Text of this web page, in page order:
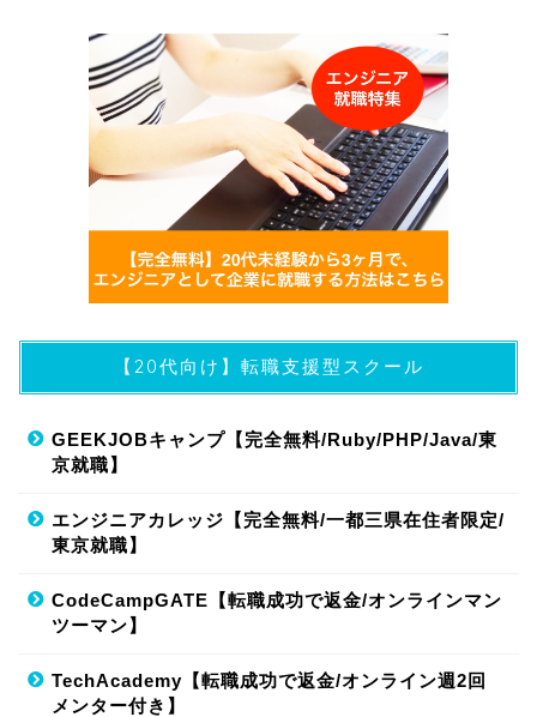
【20代向け】転職支援型スクール
GEEKJOBキャンプ【完全無料/Ruby/PHP/Java/東
京就職】
エンジニアカレッジ【完全無料/一都三県在住者限定/
東京就職】
CodeCampGATE【転職成功で返金/オンラインマン
ツーマン】
TechAcademy【転職成功で返金/オンライン週2回
メンター付き】